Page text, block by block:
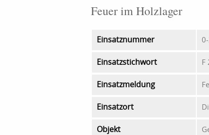
Feuer im Holzlager
Einsatznummer
Einsatzstichwort F
Einsatzmeldung
Einsatzort
Objekt